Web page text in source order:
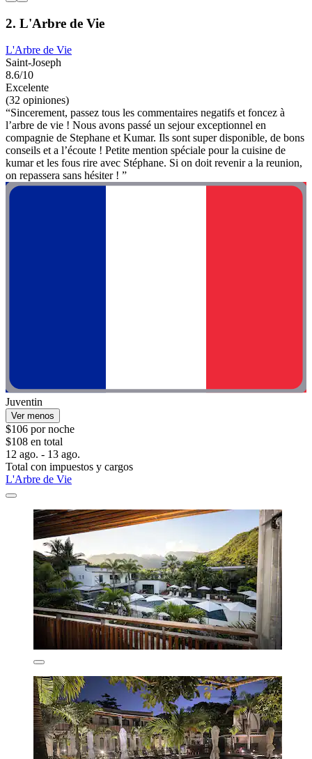
2. L'Arbre de Vie
L'Arbre de Vie
Saint-Joseph
8.6/10
Excelente
(32 opiniones)
“Sincerement, passez tous les commentaires negatifs et foncez à
l’arbre de vie ! Nous avons passé un sejour exceptionnel en
compagnie de Stephane et Kumar. Ils sont super disponible, de bons
conseils et a l’écoute ! Petite mention spéciale pour la cuisine de
kumar et les fous rire avec Stéphane. Si on doit revenir a la reunion,
on repassera sans hésiter ! ”
Juventin
Ver menos
$106 por noche
$108 en total
12 ago. - 13 ago.
Total con impuestos y cargos
L'Arbre de Vie